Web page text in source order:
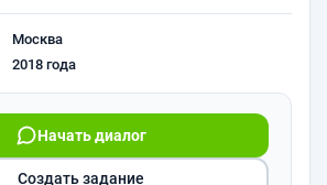
Москва
2018 года
Начать диалог
Создать задание